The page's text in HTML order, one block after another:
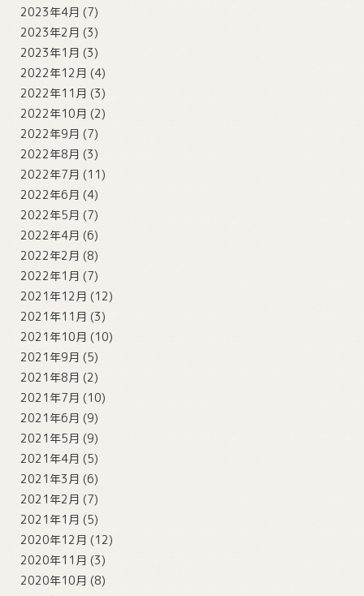
2023年4月 (7)
2023年2月 (3)
2023年1月 (3)
2022年12月 (4)
2022年11月 (3)
2022年10月 (2)
2022年9月 (7)
2022年8月 (3)
2022年7月 (11)
2022年6月 (4)
2022年5月 (7)
2022年4月 (6)
2022年2月 (8)
2022年1月 (7)
2021年12月 (12)
2021年11月 (3)
2021年10月 (10)
2021年9月 (5)
2021年8月 (2)
2021年7月 (10)
2021年6月 (9)
2021年5月 (9)
2021年4月 (5)
2021年3月 (6)
2021年2月 (7)
2021年1月 (5)
2020年12月 (12)
2020年11月 (3)
2020年10月 (8)